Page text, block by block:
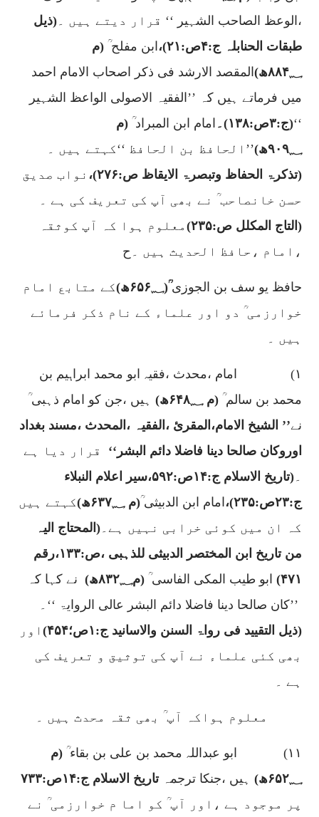
،الوعظ الصاحب الشہیر ‘‘ قرار دیتے ہیں ۔(ذیل
طبقات الحنابلہ ج:۴ص: ۲۱) ، ابن مفلح ؒ (م
۸۸۴؁ھ) المقصد الارشد فی ذکر اصحاب الامام احمد
میں فرماتے ہیں کہ ’’الفقیہ الاصولی الواعظ الشہیر
‘‘(ج:۳ص:۱۳۸)۔ امام ابن المبراد ؒ (م
۹۰۹؁ھ)’’الحافظ بن الحافظ ‘‘کہتے ہیں ۔
(تذکرۃ الحفاظ وتبصرۃ الایقاظ ص:۲۷۶) ، نواب صدیق
حسن خانصاحب ؒ نے بھی آپ کی تعریف کی ہے ۔
(التاج المکلل ص:۲۳۵) معلوم ہوا کہ آپ کوثقہ
،امام ،حافظ الحدیث ہیں ۔ ح
حافظ یو سف بن الجوزیؒ(۶۵۶؁ھ)کے متابع امام
خوارزمی ؒ دو اور علماء کے نام ذکر فرمائے
ہیں ۔
۱)
امام ،محدث ،فقیہ ابو محمد ابراہیم بن
محمد بن سالم ؒ (م۶۴۸؁ھ) ہیں ،جن کو امام ذہبی ؒ
نے’’ الشیخ الامام،المقریٔ ،الفقیہ ،المحدث ،مسند بغداد
اوروکان صالحا دینا فاضلا دائم البشر‘‘
قرار دیا ہے
۔(تاریخ الاسلام ج:۱۴ص:۵۹۲،سیر اعلام النبلاء
ج:۲۳ص:۲۳۵) ، امام ابن الدبیثی ؒ(م۶۳۷؁ھ)کہتے ہیں
کہ ان میں کوئی خرابی نہیں ہے۔(المحتاج الیہ
من تاریخ ابن المختصر الدبیثی للذہبی ،ص:۱۳۳،رقم
۴۷۱)
ابو طیب المکی الفاسی ؒ (م۸۳۲؁ھ)
نے کہا کہ
’’کان صالحا دینا فاضلا دائم البشر عالی الروایۃ ‘‘ ۔
(ذیل التقیید فی رواۃ السنن والاسانید ج: ۱ص؛۴۵۴) اور
بھی کئی علماء نے آپ کی توثیق و تعریف کی
ہے ۔
معلوم ہواکہ آپ ؒ بھی ثقہ محدث ہیں ۔
۱۱) ابو عبداللہ محمد بن علی بن بقاء ؒ (م
۶۵۲؁ھ) ہیں ،جنکا ترجمہتاریخ الاسلام ج:۱۴ص:۷۳۳
پر موجود ہے ،اور آپ ؒ کو اما م خوارزمی ؒ نے